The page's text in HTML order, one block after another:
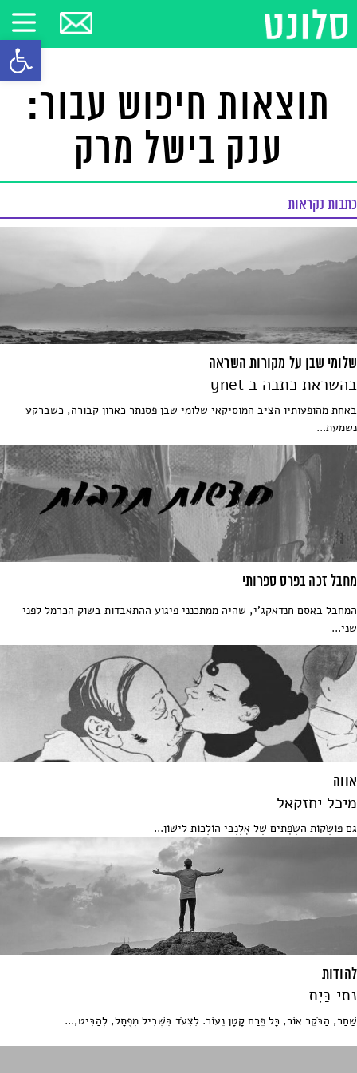
פתח
תוצאות חיפוש עבור:
ענק בישל מרק
כתבות נקראות
שלומי שבן על מקורות השראה
בהשראת כתבה ב ynet
באחת מהופעותיו הציב המוסיקאי שלומי שבן פסנתר כארון קבורה, כשברקע
נשמעת...
מחבל זכה בפרס ספרותי
המחבל באסם חנדאקג'י, שהיה ממתכנני פיגוע ההתאבדות בשוק הכרמל לפני
שני...
אווה
מיכל יחזקאל
גַּם פּוֹשְׂקוֹת הַשְׂפָתַיִם שֶׁל אָלֶנְבִּי הוֹלְכוֹת לִישׁוֹן...
להודות
נתי בַּיִת
שַׁחַר, הַבֹּקֶר אוֹר, כָּל פֶּרַח קָטָן נֵעוֹר. לִצְעֹד בִּשְׁבִיל מְפֻתָּל, לְהַבִּיט,...